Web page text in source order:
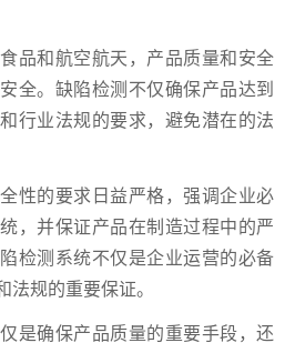
品和航空航天，产品质量和安全
全。缺陷检测不仅确保产品达到
行业法规的要求，避免潜在的法
性的要求日益严格，强调企业必
，并保证产品在制造过程中的严
检测系统不仅是企业运营的必备
规的重要保证。
是确保产品质量的重要手段，还